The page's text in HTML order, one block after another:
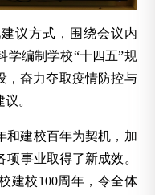
议方式，围绕会议内
学编制学校“十四五”规
，奋力夺取疫情防控与
。
和建校百年为契机，加
事业取得了新成效。
建校100周年，令全体